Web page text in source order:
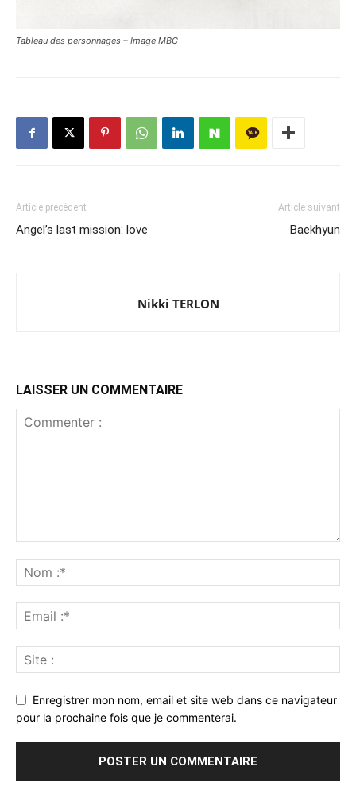
Tableau des personnages – Image MBC
Article précédent
Angel’s last mission: love
Article suivant
Baekhyun
Nikki TERLON
LAISSER UN COMMENTAIRE
Enregistrer mon nom, email et site web dans ce navigateur
pour la prochaine fois que je commenterai.